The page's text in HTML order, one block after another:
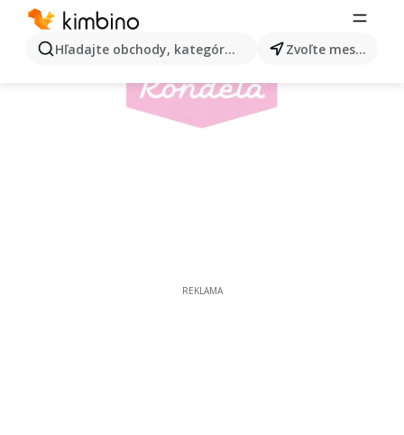
Hľadajte obchody, kategórie, produkty... Zvoľte mesto
REKLAMA